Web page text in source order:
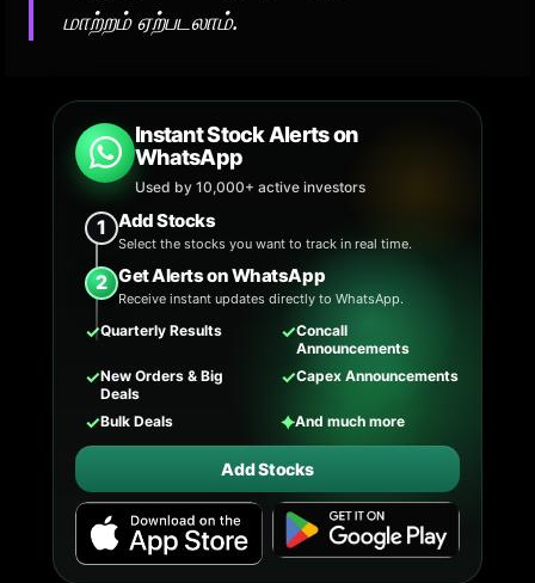
மாற்றம் ஏற்படலாம்.
Instant Stock Alerts on
WhatsApp
Used by 10,000+ active investors
1 Add Stocks
Select the stocks you want to track in real time.
2 Get Alerts on WhatsApp
Receive instant updates directly to WhatsApp.
✓Quarterly Results ✓Concall
Announcements
✓New Orders & Big
Deals
✓Capex Announcements
✓Bulk Deals ✦And much more
Add Stocks